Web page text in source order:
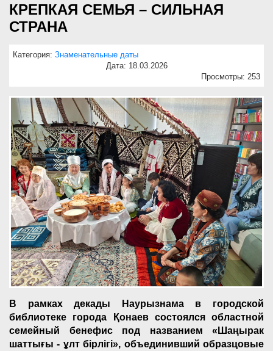
КРЕПКАЯ СЕМЬЯ – СИЛЬНАЯ
СТРАНА
Категория: Знаменательные даты
Дата: 18.03.2026
Просмотры: 253
В рамках декады Наурызнама в городской
библиотеке города Қонаев состоялся областной
семейный бенефис под названием «Шаңырак
шаттығы - ұлт бірлігі», объединивший образцовые